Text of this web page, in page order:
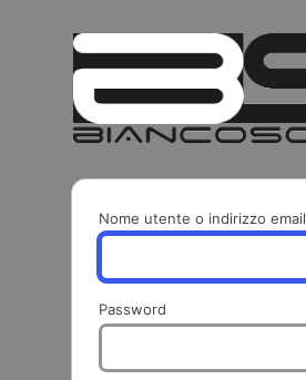
Nome utente o indirizzo email
Password